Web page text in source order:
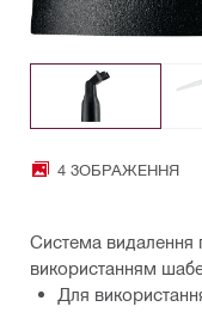
4 ЗОБРАЖЕННЯ
Система видалення
використанням
Для